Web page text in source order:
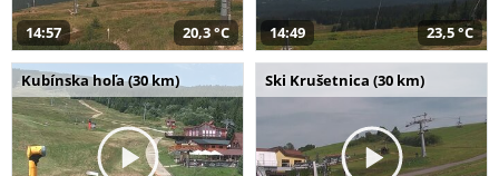
14:57 20,3 °C 14:49 23,5 °C
Kubínska hoľa (30 km) Ski Krušetnica (30 km)